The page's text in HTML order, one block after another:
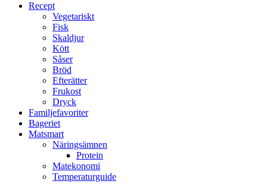
sökfältRecept
Vegetariskt
Fisk
Skaldjur
Kött
Såser
Bröd
Efterätter
Frukost
Dryck
Familjefavoriter
Bageriet
Matsmart
Näringsämnen
Protein
Matekonomi
Temperaturguide